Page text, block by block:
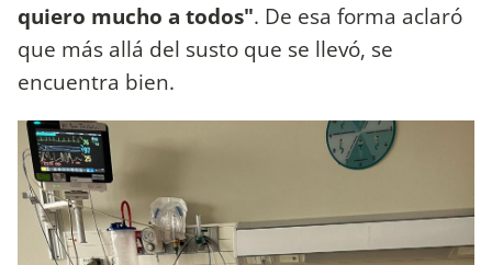
quiero mucho a todos". De esa forma aclaró
que más allá del susto que se llevó, se
encuentra bien.